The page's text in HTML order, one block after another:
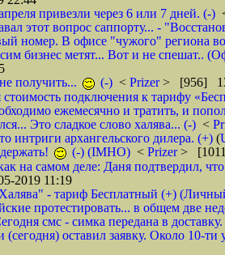
привезли через 6 или 7 дней. (-)
этот вопрос саппорту... -
номер. В офисе "чужого" региона
бизнес метят... Вот и не спешат..
получить...
(-) < Prizer> [956]
стоимость подключения к тарифу
ежемесячно и тратить, и
Это сладкое слово халява... (-) <
интриги архангельского дилера. (+) (
(-) (IMHO) < Prizer>
на самом деле: Даня подтвердил,
2019 11:19
- тариф Бесплатный (+)
протестировать... в общем две
смс - симка передана в
оставил заявку. Около 10-ти